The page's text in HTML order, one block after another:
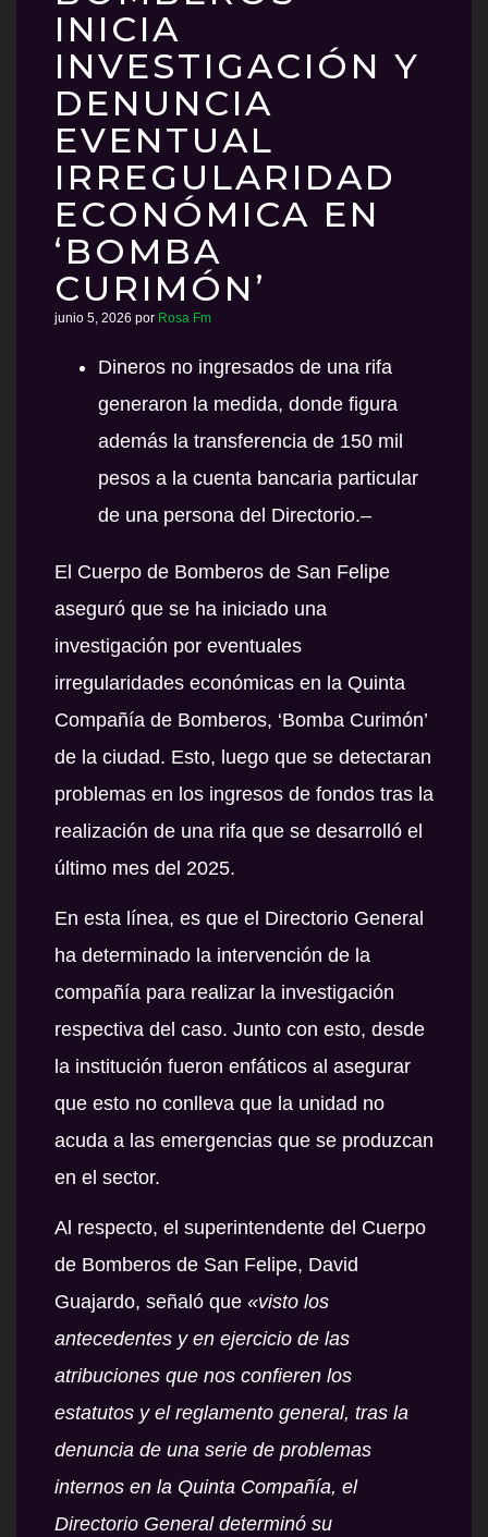
INICIA
INVESTIGACIÓN Y
DENUNCIA
EVENTUAL
IRREGULARIDAD
ECONÓMICA EN
‘BOMBA
CURIMÓN’
junio 5, 2026 por Rosa Fm
Dineros no ingresados de una rifa
generaron la medida, donde figura
además la transferencia de 150 mil
pesos a la cuenta bancaria particular
de una persona del Directorio.–
El Cuerpo de Bomberos de San Felipe
aseguró que se ha iniciado una
investigación por eventuales
irregularidades económicas en la Quinta
Compañía de Bomberos, ‘Bomba Curimón’
de la ciudad. Esto, luego que se detectaran
problemas en los ingresos de fondos tras la
realización de una rifa que se desarrolló el
último mes del 2025.
En esta línea, es que el Directorio General
ha determinado la intervención de la
compañía para realizar la investigación
respectiva del caso. Junto con esto, desde
la institución fueron enfáticos al asegurar
que esto no conlleva que la unidad no
acuda a las emergencias que se produzcan
en el sector.
Al respecto, el superintendente del Cuerpo
de Bomberos de San Felipe, David
Guajardo, señaló que «visto los
antecedentes y en ejercicio de las
atribuciones que nos confieren los
estatutos y el reglamento general, tras la
denuncia de una serie de problemas
internos en la Quinta Compañía, el
Directorio General determinó su